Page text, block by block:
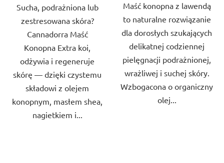
gwiazdek.
Sucha, podrażniona lub
zestresowana skóra?
Cannadorra Maść
Konopna Extra koi,
odżywia i regeneruje
skórę — dzięki czystemu
składowi z olejem
konopnym, masłem shea,
nagietkiem i...
gwiazdek.
Maść konopna z lawendą
to naturalne rozwiązanie
dla dorosłych szukających
delikatnej codziennej
pielęgnacji podrażnionej,
wrażliwej i suchej skóry.
Wzbogacona o organiczny
olej...